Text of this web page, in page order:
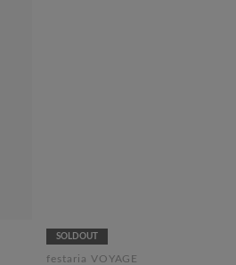
SOLDOUT
festaria VOYAGE